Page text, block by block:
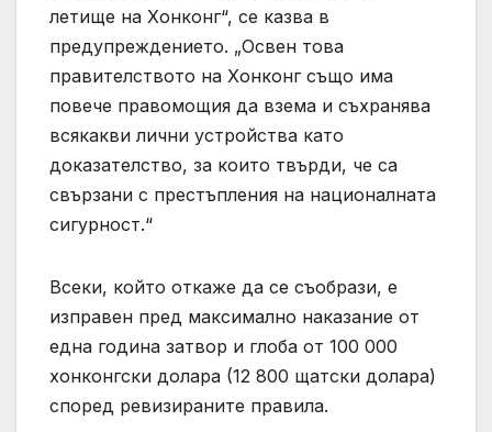
летище на Хонконг“, се казва в
предупреждението. „Освен това
правителството на Хонконг също има
повече правомощия да взема и съхранява
всякакви лични устройства като
доказателство, за които твърди, че са
свързани с престъпления на националната
сигурност.“
Всеки, който откаже да се съобрази, е
изправен пред максимално наказание от
една година затвор и глоба от 100 000
хонконгски долара (12 800 щатски долара)
според ревизираните правила.